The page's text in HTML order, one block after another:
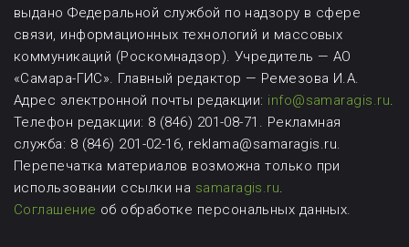
выдано Федеральной службой по надзору в сфере
связи, информационных технологий и массовых
коммуникаций (Роскомнадзор). Учредитель — АО
«Самара-ГИС». Главный редактор — Ремезова И.А.
Адрес электронной почты редакции: info@samaragis.ru.
Телефон редакции: 8 (846) 201-08-71. Рекламная
служба: 8 (846) 201-02-16, reklama@samaragis.ru.
Перепечатка материалов возможнатолько при
использовании ссылки на samaragis.ru.
Соглашение об обработке персональных данных.